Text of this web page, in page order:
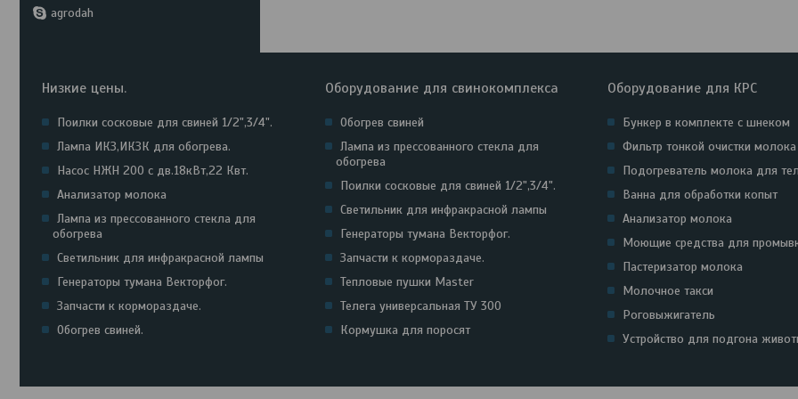
agrodah
Низкие цены.
Поилки сосковые для свиней 1/2",3/4".
Лампа ИКЗ,ИКЗК для обогрева.
Насос НЖН 200 с дв.18кВт,22 Квт.
Анализатор молока
Лампа из прессованного стекла для
обогрева
Светильник для инфракрасной лампы
Генераторы тумана Векторфог.
Запчасти к кормораздаче.
Обогрев свиней.
Оборудование для свинокомплекса
Обогрев свиней
Лампа из прессованного стекла для
обогрева
Поилки сосковые для свиней 1/2",3/4".
Светильник для инфракрасной лампы
Генераторы тумана Векторфог.
Запчасти к кормораздаче.
Тепловые пушки Master
Телега универсальная ТУ 300
Кормушка для поросят
Оборудование для КРС
Бункер в комплекте с шнеком
Фильтр тонкой очистки молока
Подогреватель молока для
Ванна для обработки копыт
Анализатор молока
Моющие средства для
Пастеризатор молока
Молочное такси
Роговыжигатель
Устройство для подгона